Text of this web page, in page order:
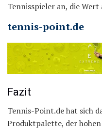
Tennisspieler an, die
tennis-point.de
Fazit
Tennis-Point.de hat sich
Produktpalette, der